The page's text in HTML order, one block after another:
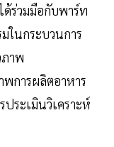
ด้ร่วมมือกับพาร์ท
ในกระบวนการ
ภาพ
การผลิตอาหาร
ระเมินวิเคราะห์